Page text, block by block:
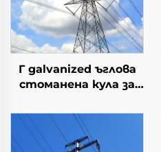
Г galvanized ъглова
стоманена кула за
трансмисия Ъглова
опорна кула